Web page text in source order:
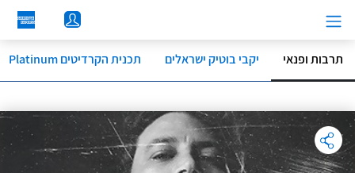
לתוכן
תרבות ופנאי יקבי בוטיק ישראלים תכנית הקרדיטים Platinum